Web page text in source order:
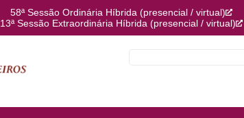
58ª Sessão Ordinária Híbrida (presencial / virtual)
13ª Sessão Extraordinária Híbrida (presencial / virtual)